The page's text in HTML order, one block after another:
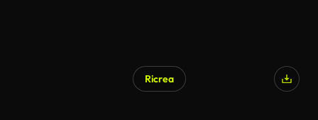
Ricrea